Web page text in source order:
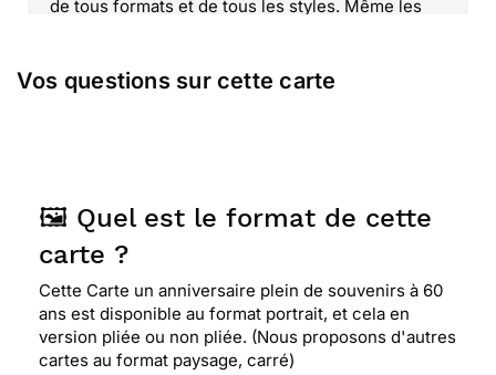
de tous formats et de tous les styles. Même les
site !!
pour une remise en mains propres
⭐⭐⭐⭐
Le 28/01/2018 : Cette carte convenait
parfaitement pour un depart en retraite et un
anniversaire en même temps
Vos questions sur cette carte
🖼️ Quel est le format de cette
carte ?
Cette Carte un anniversaire plein de souvenirs à 60
ans est disponible au format portrait, et cela en
version pliée ou non pliée. (Nous proposons d'autres
cartes au format paysage, carré)